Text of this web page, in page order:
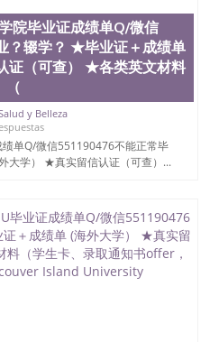
筑学院、商学院、交流学
育学院、工程学院、健康
与科学学院、人文学院、
校的教育学院排名在全美
五名，且继续攀升中。纽
硕士及博士学位。学校的
、财务、教育、建筑工
学、音乐、生物学、统计
学、农业、环境污染控
、心理学、戏剧、市场营
、物理学、人工智能、商
相关材料，确定客户办理
补充毕业证成绩单等相关
号，付定金； 4、预约递
院毕业证成绩单Q/微信
？辍学？ ★毕业证＋成绩单
证（可查） ★各类英文材料
（
y Belleza
单Q/微信551190476不能正常毕
大学） ★真实留信认证（可查）...